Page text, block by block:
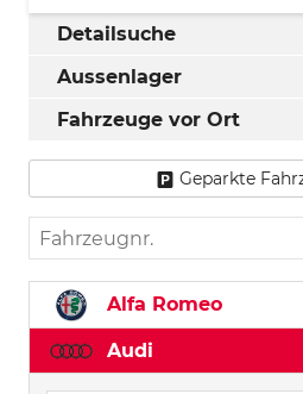
Detailsuche
Aussenlager
Fahrzeuge vor Ort
Geparkte
Fahrzeugnr.
Alfa Romeo
Audi